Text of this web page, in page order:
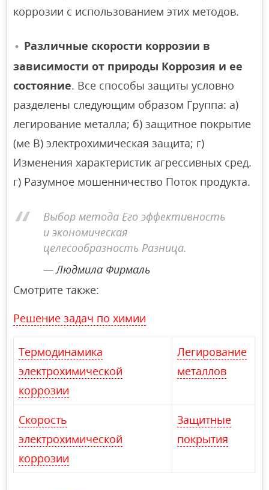
коррозии с использованием этих методов.
Различные скорости коррозии в
зависимости от природы Коррозия и ее
состояние. Все способы защиты условно
разделены следующим образом Группа: а)
легирование металла; б) защитное покрытие
(ме В) электрохимическая защита; г)
Изменения характеристик агрессивных сред.
г) Разумное мошенничество Поток продукта.
Выбор метода Его эффективность
и экономическая
целесообразность Разница.
Людмила Фирмаль
Смотрите также:
Решение задач по химии
Термодинамика
электрохимической
коррозии
Легирование
металлов
Скорость
электрохимической
коррозии
Защитные
покрытия